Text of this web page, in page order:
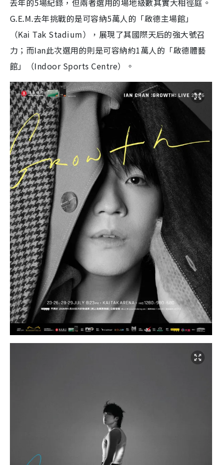
去年的5場紀錄，但兩者選用的場地級數其實大相徑庭。
G.E.M.去年挑戰的是可容納5萬人的「啟德主場館」
（Kai Tak Stadium），展現了其國際天后的強大號召
力；而Ian此次選用的則是可容納約1萬人的「啟德體藝
館」（Indoor Sports Centre）。